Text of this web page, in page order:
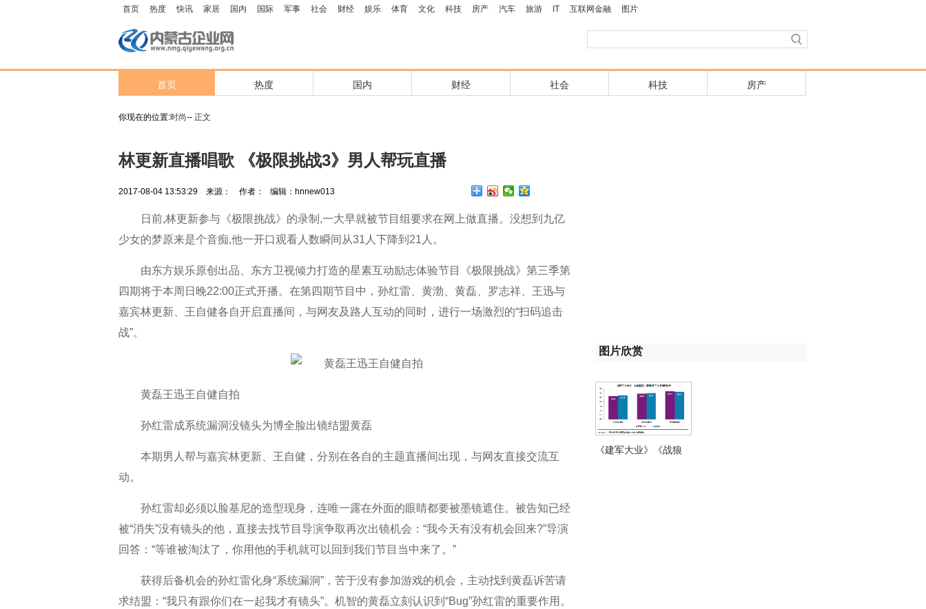
首页 热度 快讯 家居 国内 国际 军事 社会 财经 娱乐 体育 文化 科技 房产 汽车 旅游 IT 互联网金融 图片
首页 热度 国内 财经 社会 科技 房产
你现在的位置:时尚-- 正文
林更新直播唱歌 《极限挑战3》男人帮玩直播
2017-08-04 13:53:29 来源： 作者： 编辑：hnnew013
日前,林更新参与《极限挑战》的录制,一大早就被节目组要求在网上做直播。没想到九亿
少女的梦原来是个音痴,他一开口观看人数瞬间从31人下降到21人。
由东方娱乐原创出品、东方卫视倾力打造的星素互动励志体验节目《极限挑战》第三季第
四期将于本周日晚22:00正式开播。在第四期节目中，孙红雷、黄渤、黄磊、罗志祥、王迅与
嘉宾林更新、王自健各自开启直播间，与网友及路人互动的同时，进行一场激烈的“扫码追击
战”。
黄磊王迅王自健自拍
孙红雷成系统漏洞没镜头为博全脸出镜结盟黄磊
本期男人帮与嘉宾林更新、王自健，分别在各自的主题直播间出现，与网友直接交流互
动。
孙红雷却必须以脸基尼的造型现身，连唯一露在外面的眼睛都要被墨镜遮住。被告知已经
被“消失”没有镜头的他，直接去找节目导演争取再次出镜机会：“我今天有没有机会回来?”导演
回答：“等谁被淘汰了，你用他的手机就可以回到我们节目当中来了。”
获得后备机会的孙红雷化身“系统漏洞”，苦于没有参加游戏的机会，主动找到黄磊诉苦请
求结盟：“我只有跟你们在一起我才有镜头”。机智的黄磊立刻认识到“Bug”孙红雷的重要作用。
图片欣赏
《建军大业》《战狼